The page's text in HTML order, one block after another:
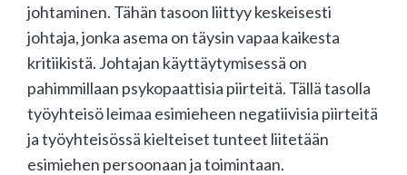
johtaminen. Tähän tasoon liittyy keskeisesti
johtaja, jonka asema on täysin vapaa kaikesta
kritiikistä. Johtajan käyttäytymisessä on
pahimmillaan psykopaattisia piirteitä. Tällä tasolla
työyhteisö leimaa esimieheen negatiivisia piirteitä
ja työyhteisössä kielteiset tunteet liitetään
esimiehen persoonaan ja toimintaan.